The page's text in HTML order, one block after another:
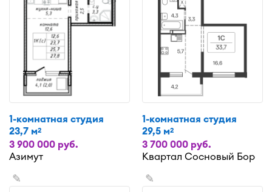
1-комнатная студия
23,7 м2
3 900 000 руб.
Азимут
1-комнатная студия
29,5 м2
3 700 000 руб.
Квартал Сосновый Бор
✎ ✎